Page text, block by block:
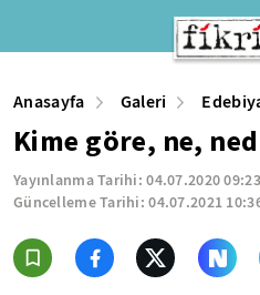
Anasayfa Galeri
Kime göre, ne,
Yayınlanma Tarihi:04.07.2020 09:23
Güncelleme Tarihi:04.07.2021